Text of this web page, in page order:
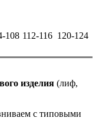
108 112-116 120-124
изделия (лиф,
с типовыми